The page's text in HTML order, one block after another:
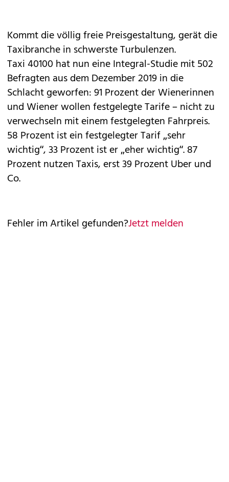
Kommt die völlig freie Preisgestaltung, gerät die
Taxibranche in schwerste Turbulenzen.
Taxi 40100 hat nun eine Integral-Studie mit 502
Befragten aus dem Dezember 2019 in die
Schlacht geworfen: 91 Prozent der Wienerinnen
und Wiener wollen festgelegte Tarife – nicht zu
verwechseln mit einem festgelegten Fahrpreis.
58 Prozent ist ein festgelegter Tarif „sehr
wichtig“, 33 Prozent ist er „eher wichtig“. 87
Prozent nutzen Taxis, erst 39 Prozent Uber und
Co.
Fehler im Artikel gefunden?Jetzt melden